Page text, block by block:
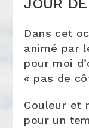
JOUR
Dans cet
animé par
pour moi
« pas de
Couleur et
pour un